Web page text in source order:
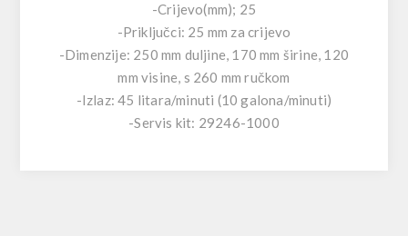
-Crijevo(mm); 25
-Priključci: 25 mm za crijevo
-Dimenzije: 250 mm duljine, 170 mm širine, 120
mm visine, s 260 mm ručkom
-Izlaz: 45 litara/minuti (10 galona/minuti)
-Servis kit: 29246-1000